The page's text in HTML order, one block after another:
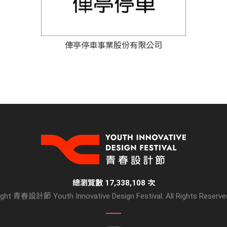
俥亭停車事業股份有限公司
總瀏覽數 17,338,108 次
青春設計節 Youth Innovative Design Festival. All Rights